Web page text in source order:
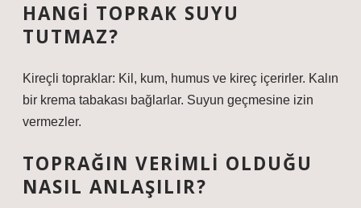
HANGI TOPRAK SUYU
TUTMAZ?
Kireçli topraklar: Kil, kum, humus ve kireç içerirler. Kalın
bir krema tabakası bağlarlar. Suyun geçmesine izin
vermezler.
TOPRAĞIN VERIMLI OLDUĞU
NASIL ANLAŞILIR?